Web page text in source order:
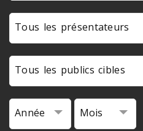
Tous les présentateurs
Tous les publics cibles
Année Mois